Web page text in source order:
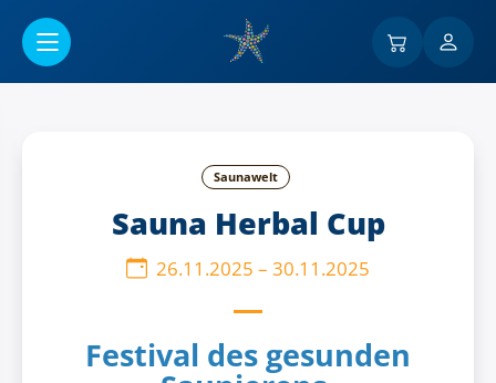
Saunawelt
Sauna Herbal Cup
26.11.2025 – 30.11.2025
Festival des gesunden